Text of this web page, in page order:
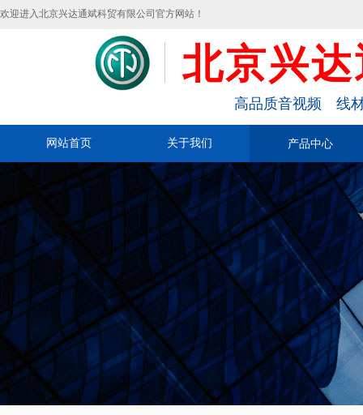
欢迎进入北京兴达通斌科贸有限公司官方网站！
北京兴
高品质音视频 线
网站首页 关于我们 产品中心